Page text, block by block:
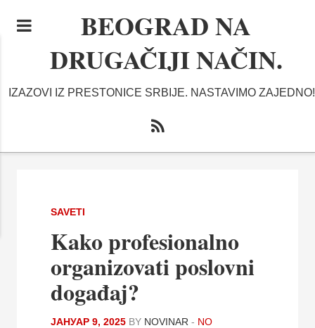
BEOGRAD NA
DRUGAČIJI NAČIN.
IZAZOVI IZ PRESTONICE SRBIJE. NASTAVIMO ZAJEDNO!
SAVETI
Kako profesionalno
organizovati poslovni
događaj?
ЈАНУАР 9, 2025 BY NOVINAR - NO